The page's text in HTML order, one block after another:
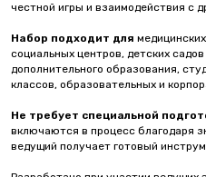
честной игры и взаимодействия с
Набор подходит для
социальных центров, детских
дополнительного образования,
классов, образовательных и
Не требует специальной
включаются в процесс благодаря
ведущий получает готовый